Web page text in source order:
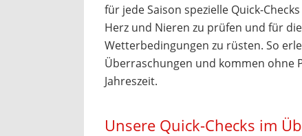
für jede Saison spezielle Quick-
Herz und Nieren zu prüfen und für
Wetterbedingungen zu rüsten. So
Überraschungen und kommen ohne
Jahreszeit.
Unsere Quick-Checks im